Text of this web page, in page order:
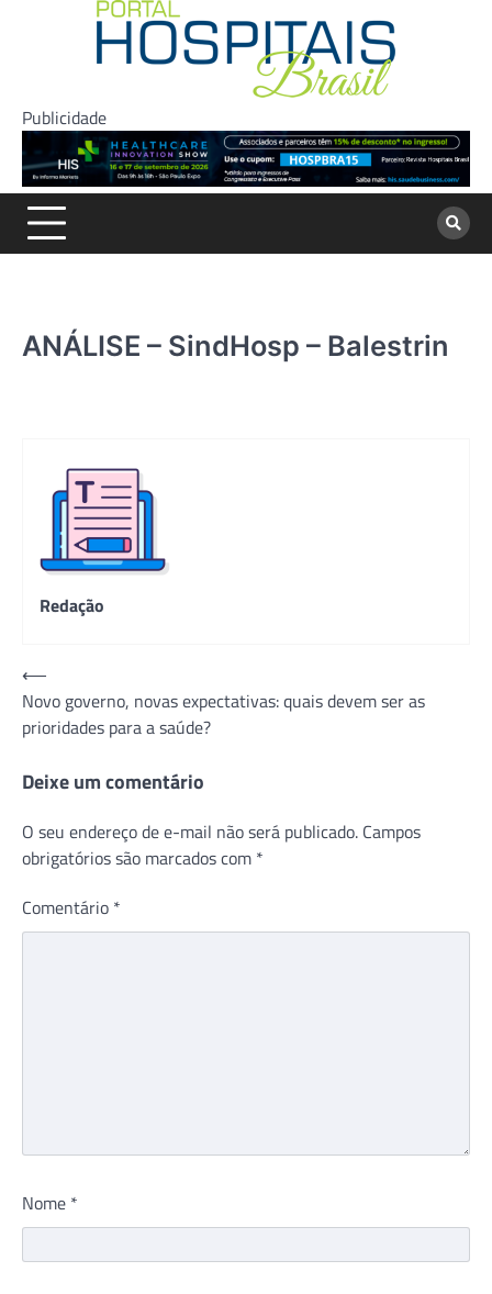
Publicidade
ANÁLISE – SindHosp – Balestrin
Redação
Navegação
de
Post
⟵
Novo governo, novas expectativas: quais devem ser as
prioridades para a saúde?
Deixe um comentário
O seu endereço de e-mail não será publicado. Campos
obrigatórios são marcados com *
Comentário *
Nome *